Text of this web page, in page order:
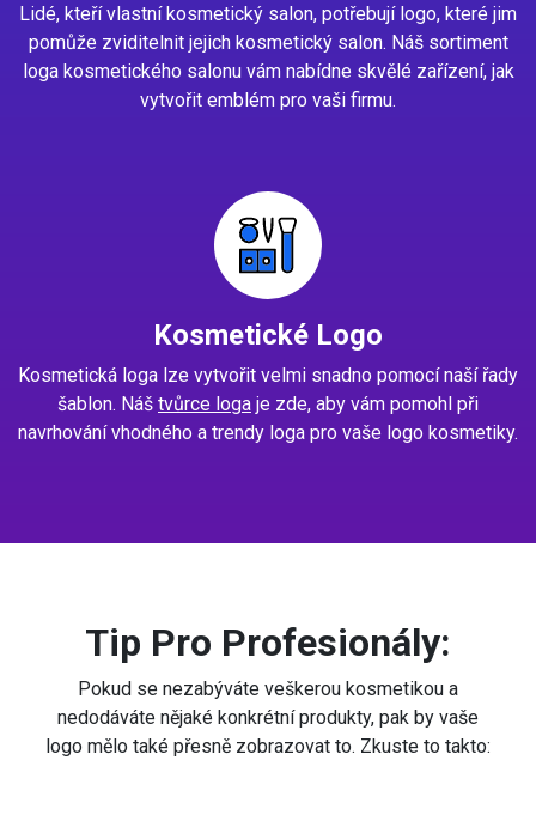
Lidé, kteří vlastní kosmetický salon, potřebují logo, které jim
pomůže zviditelnit jejich kosmetický salon. Náš sortiment
loga kosmetického salonu vám nabídne skvělé zařízení, jak
vytvořit emblém pro vaši firmu.
Kosmetické Logo
Kosmetická loga lze vytvořit velmi snadno pomocí naší řady
šablon. Náš tvůrce loga je zde, aby vám pomohl při
navrhování vhodného a trendy loga pro vaše logo kosmetiky.
Tip Pro Profesionály:
Pokud se nezabýváte veškerou kosmetikou a
nedodáváte nějaké konkrétní produkty, pak by vaše
logo mělo také přesně zobrazovat to. Zkuste to takto: